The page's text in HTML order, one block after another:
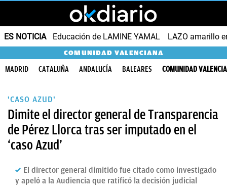
ES NOTICIA Educación de LAMINE YAMAL LAZO amarillo
COMUNIDAD VALENCIANA
MADRID CATALUÑA ANDALUCÍA BALEARES COMUNIDAD
'CASO AZUD'
Dimite el director general de Transparencia
de Pérez Llorca tras ser imputado en el
‘caso Azud’
El director general dimitido fue citado como investigado
y apeló a la Audiencia que ratificó la decisión judicial